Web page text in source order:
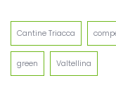
Cantine Triacca
green Valtellina